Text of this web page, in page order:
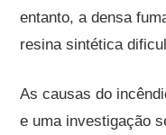
entanto, a densa
resina sintética
As causas do
e uma investigação